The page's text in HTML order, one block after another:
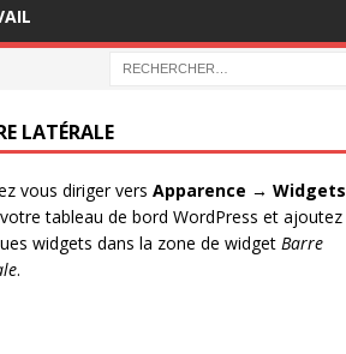
LATÉRALE
vous diriger vers Apparence → Widgets
tableau de bord WordPress et ajoutez
widgets dans la zone de widget Barre
.